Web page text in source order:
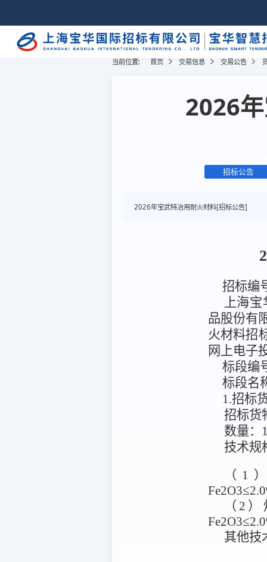
当前位置: 首页 交易信息 交易公告
2026
招标公告
2026年宝武特冶用耐火材料[招标公告]
招标编
上海
品股份有
火材料招
网上电子
标段编
标段名
1.招标
招标货
数量：
技术规
（1
（2
其他技